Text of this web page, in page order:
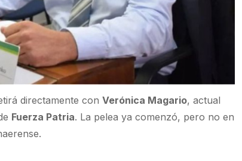
directamente conVerónica Magario, actual
Fuerza Patria. La pelea ya comenzó, pero no en